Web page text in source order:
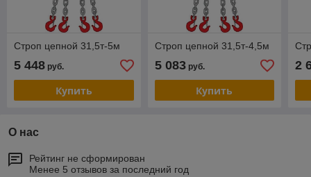
Строп цепной 31,5т-5м
5 448 руб.
Купить
Строп цепной 31,5т-4,5м
5 083руб.
Купить
2
О нас
Рейтинг не сформирован
Менее 5 отзывов за последний год